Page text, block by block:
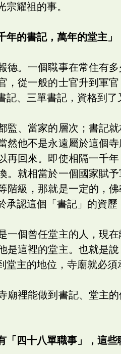
耀祖的事。
年的書記，萬年的堂主」
德。一個職事在常住有
，從一般的士官升到軍
記、三單書記，資格到了
監、當家的層次；書記
然他不是永遠屬於這個
再回來。即使相隔一千
。就相當於一個國家賦
階級，那就是一定的，
承認這個「書記」的資歷
一個曾任堂主的人，現
是這裡的堂主。也就是
堂主的地位，寺廟就必須
廟裡能做到書記、堂主
「四十八單職事」，這